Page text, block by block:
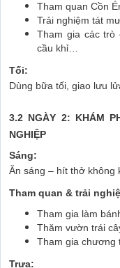
Tham quan Cồn
Trải nghiệm tát
Tham gia các trò
cầu khỉ…
Tối:
Dùng bữa tối, giao lưu
3.2 NGÀY 2: KHÁM
NGHIỆP
Sáng:
Ăn sáng – hít thở không
Tham quan & trải
Tham gia làm
Thăm vườn trái
Tham gia chương
Trưa: